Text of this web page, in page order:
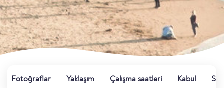
Fotoğraflar Yaklaşım Çalışma saatleri Kabul Su